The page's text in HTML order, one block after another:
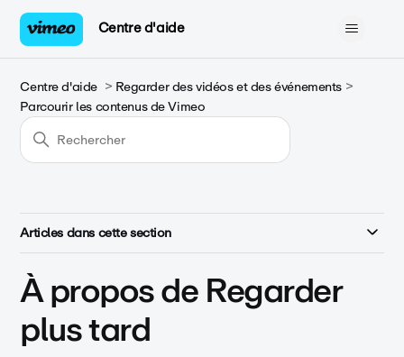
Centre d'aide
Centre d'aide
Regarder des vidéos et des événements
Parcourir les contenus de Vimeo
Articles dans cette section
À propos de Regarder
plus tard